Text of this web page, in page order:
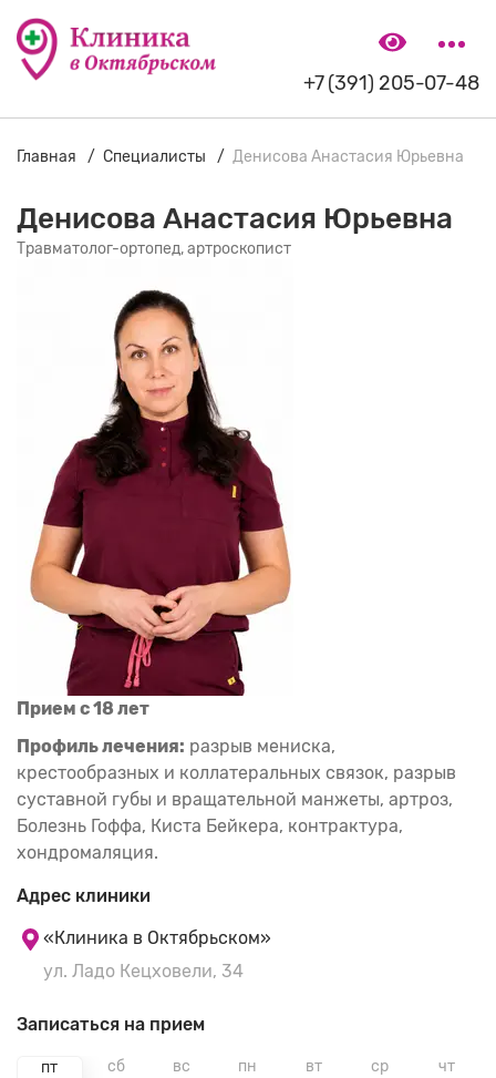
+7 (391) 205-07-48
Главная Специалисты Денисова Анастасия Юрьевна
Денисова Анастасия Юрьевна
Травматолог-ортопед, артроскопист
Прием с 18 лет
Профиль лечения: разрыв мениска,
крестообразных и коллатеральных связок, разрыв
суставной губы и вращательной манжеты, артроз,
Болезнь Гоффа, Киста Бейкера, контрактура,
хондромаляция.
Для первичного приема необходимо МРТ
Адрес клиники
«Клиника в Октябрьском»
ул. Ладо Кецховели, 34
Записаться на прием
пт сб вс пн вт ср чт